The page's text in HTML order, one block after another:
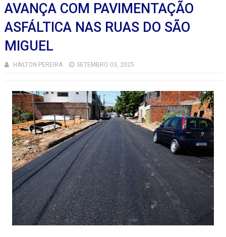
AVANÇA COM PAVIMENTAÇÃO
ASFÁLTICA NAS RUAS DO SÃO
MIGUEL
HAILTON PEREIRA SETEMBRO 03, 2025